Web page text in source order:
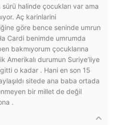
sürü halinde çocukları var ama
Aç karinlarini
göre bence seninde umrun
Cardi benimde umrumda
bakmıyorum çocuklarına
Amerikalı durumun Suriye’liye
o kadar . Hani en son 15
sitede ana baba ortada
bir millet de değil
.